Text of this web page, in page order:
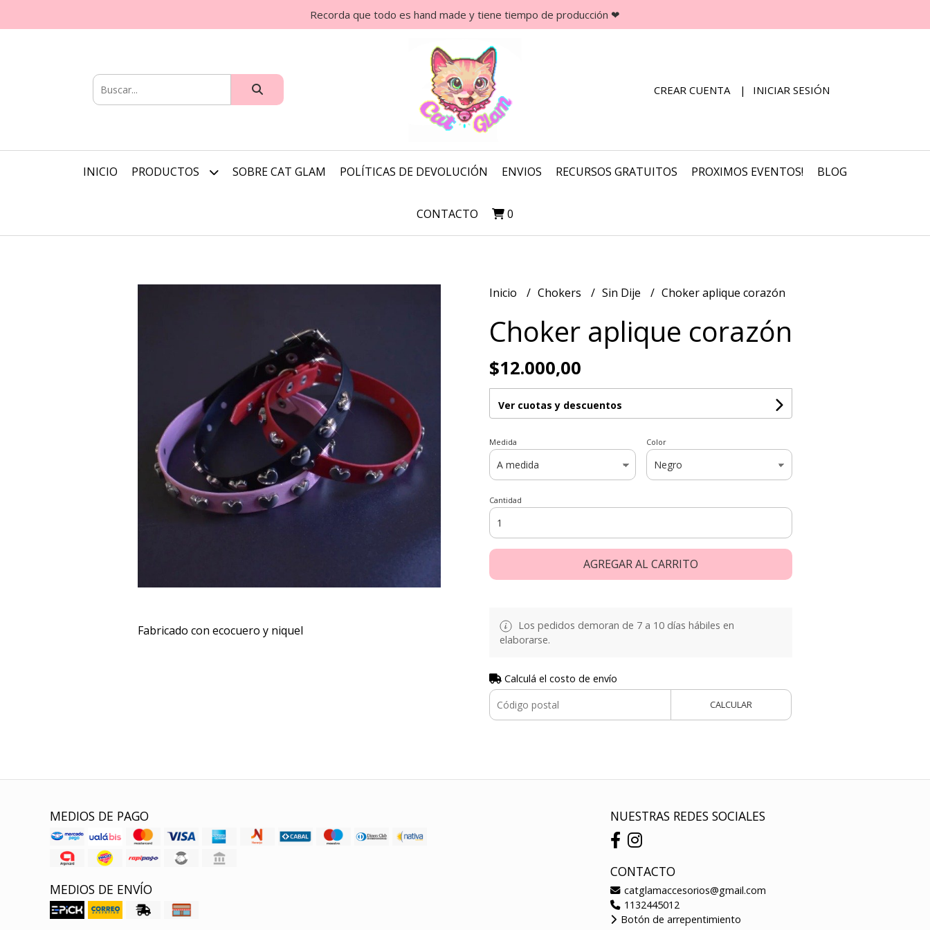
Recorda que todo es hand made y tiene tiempo de producción ❤
CREAR CUENTA INICIAR SESIÓN
INICIO PRODUCTOS SOBRE CAT GLAM POLÍTICAS DE DEVOLUCIÓN ENVIOS RECURSOS GRATUITOS PROXIMOS EVENTOS! BLOG
CONTACTO 0
Fabricado con ecocuero y niquel
Inicio Chokers Sin Dije Choker aplique corazón
Choker aplique corazón
$12.000,00
Ver cuotas y descuentos
Medida Color
Cantidad
AGREGAR AL CARRITO
Los pedidos demoran de 7 a 10 días hábiles en
elaborarse.
Calculá el costo de envío
CALCULAR
MEDIOS DE PAGO
MEDIOS DE ENVÍO
NUESTRAS REDES SOCIALES
CONTACTO
catglamaccesorios@gmail.com
1132445012
Botón de arrepentimiento